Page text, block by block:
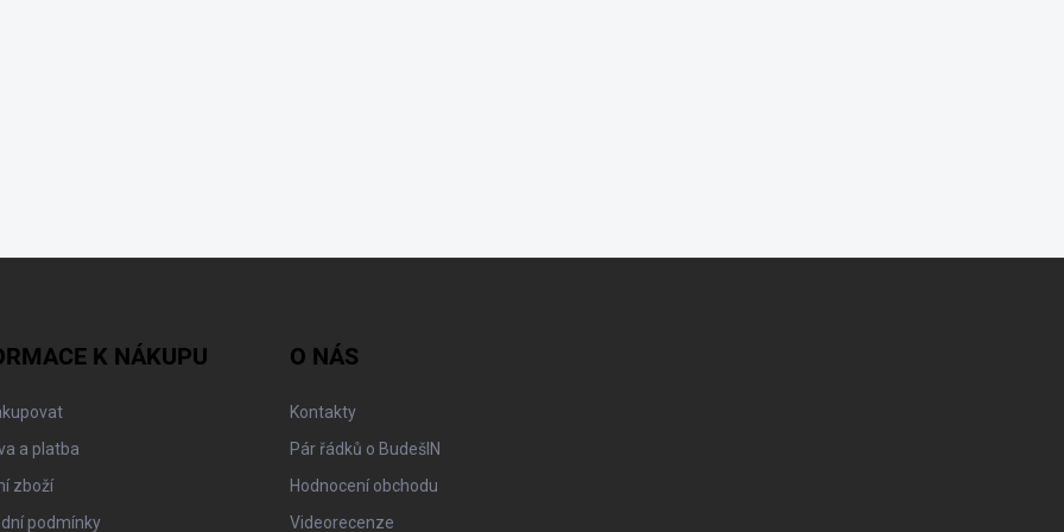
K NÁKUPU
a platba
zboží
podmínky
O NÁS
Kontakty
Pár řádků o BudešIN
Hodnocení obchodu
Videorecenze